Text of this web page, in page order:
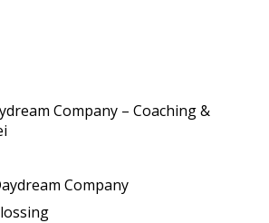
Company – Coaching &
Company